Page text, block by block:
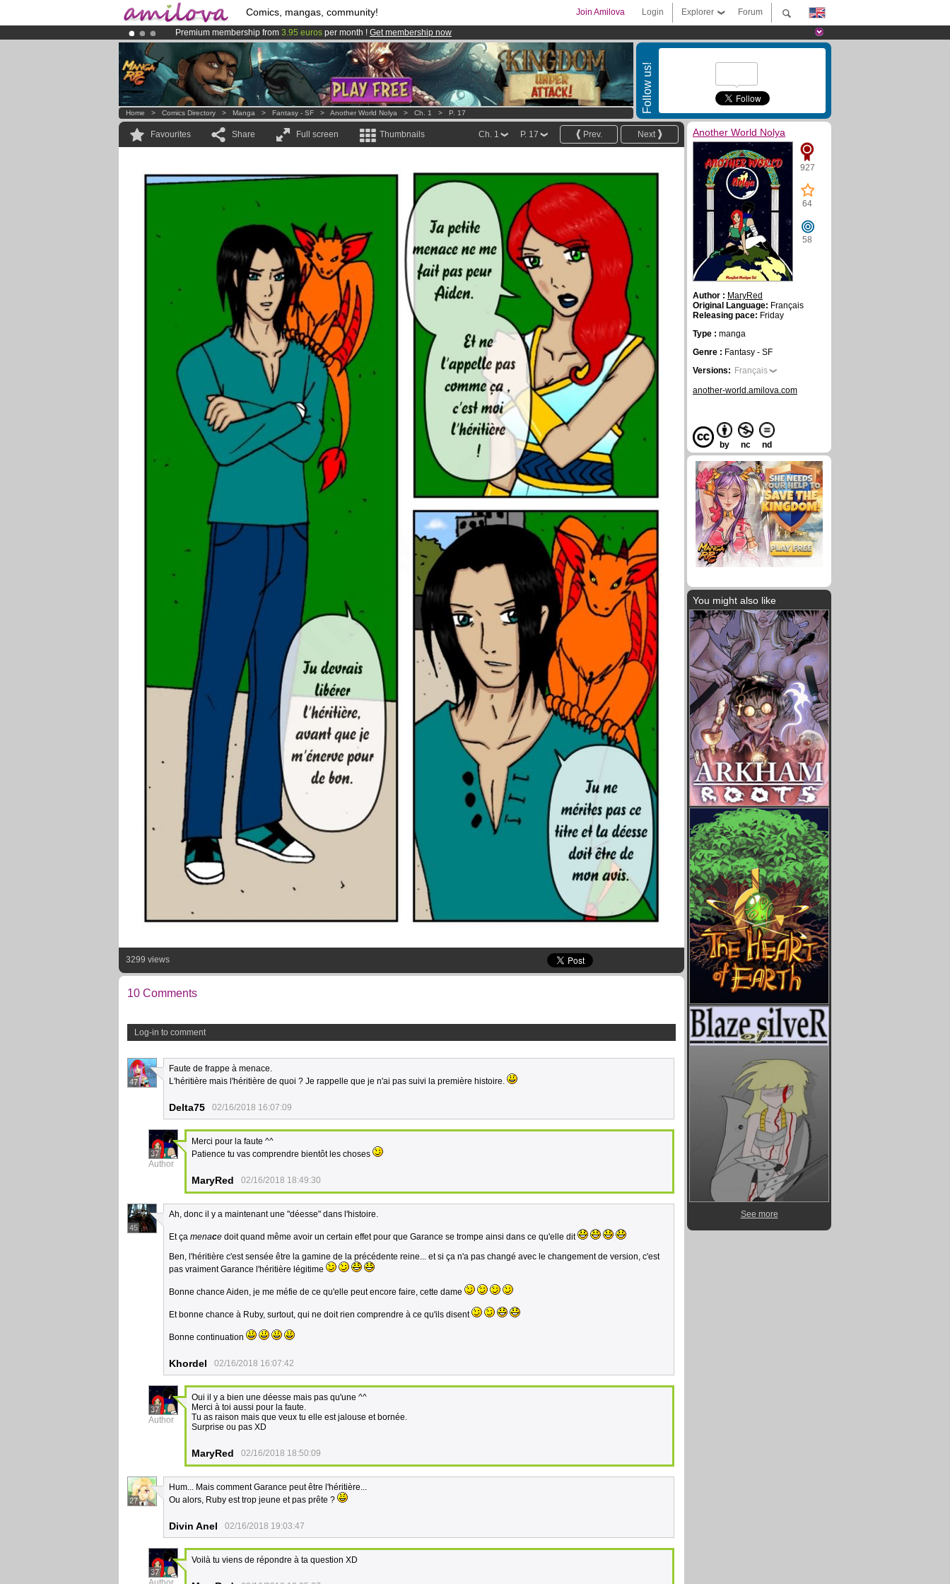
Comics, mangas, community! Forum
Explorer
Login
Join Amilova
Premium membership from 3.95 euros per month ! Get membership now
AmilovaKickstarter is now LIVE!.
Already 100000 membersand 1000 comics & mangas!.
Follow us!
Home > Comics Directory > Manga > Fantasy - SF > Another World Nolya > Ch. 1 > P. 17
Favourites Share Full screen Thumbnails Next
Prev.
P. 17
Ch. 1
3299 views
10 Comments
Log-in to comment
47
Faute de frappe à menace.
L'héritière mais l'héritière de quoi ? Je rappelle que je n'ai pas suivi la première histoire.
Delta75 02/16/2018 16:07:09
37
Author
Merci pour la faute ^^
Patience tu vas comprendre bientôt les choses
MaryRed 02/16/2018 18:49:30
45
Ah, donc il y a maintenant une "déesse" dans l'histoire.
Et ça menace doit quand même avoir un certain effet pour que Garance se trompe ainsi dans ce qu'elle dit
Ben, l'héritière c'est sensée être la gamine de la précédente reine... et si ça n'a pas changé avec le changement de version, c'est
pas vraiment Garance l'héritière légitime
Bonne chance Aiden, je me méfie de ce qu'elle peut encore faire, cette dame
Et bonne chance à Ruby, surtout, qui ne doit rien comprendre à ce qu'ils disent
Bonne continuation
Khordel 02/16/2018 16:07:42
37
Author
Oui il y a bien une déesse mais pas qu'une ^^
Merci à toi aussi pour la faute.
Tu as raison mais que veux tu elle est jalouse et bornée.
Surprise ou pas XD
MaryRed 02/16/2018 18:50:09
27
Hum... Mais comment Garance peut être l'héritière...
Ou alors, Ruby est trop jeune et pas prête ?
Divin Anel 02/16/2018 19:03:47
37
Voilà tu viens de répondre à ta question XD
Another World Nolya
927
64
58
Author : MaryRed
Original Language: Français
Releasing pace: Friday
Type : manga
Genre : Fantasy - SF
Versions: Français
another-world.amilova.com
by nc nd
You might also like
See more